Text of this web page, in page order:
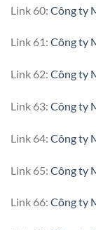
Link 60: Công ty
Link 61: Công ty
Link 62: Công ty
Link 63: Công ty
Link 64: Công ty
Link 65: Công ty
Link 66: Công ty